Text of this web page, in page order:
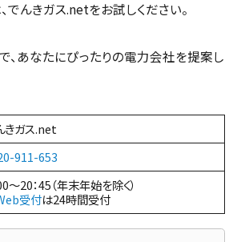
でんきガス.netをお試しください。
、あなたにぴったりの電力会社を提案し
きガス.net
911-653
～20：45（年末年始を除く）
受付は24時間受付